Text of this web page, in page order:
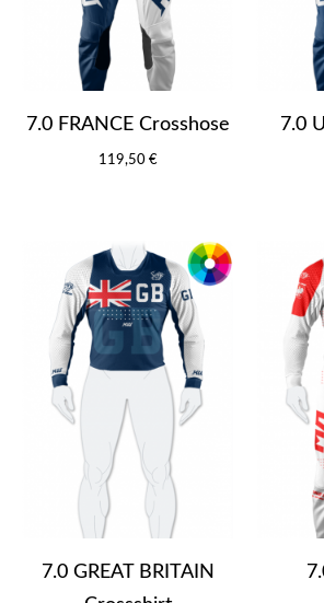
7.0 FRANCE Crosshose
119,50 €
7.0
7.0 GREAT BRITAIN